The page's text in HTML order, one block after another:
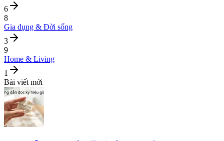
6
8
Gia dụng & Đời sống
3
9
Home & Living
1
Bài viết mới